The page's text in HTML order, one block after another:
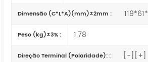
Dimensão (C*L*A)(mm)±2mm :
Peso (kg)±3% : 1.78
Direção Terminal (Polaridade): : [-][+]